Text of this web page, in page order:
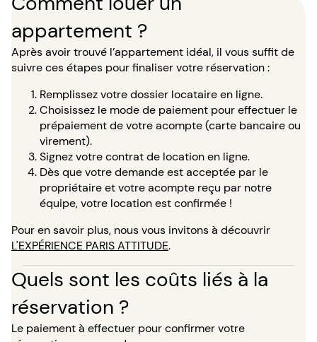
appartement ?
Après avoir trouvé l’appartement idéal, il vous suffit de
suivre ces étapes pour finaliser votre réservation :
Remplissez votre dossier locataire en ligne.
Choisissez le mode de paiement pour effectuer le
prépaiement de votre acompte (carte bancaire ou
virement).
Signez votre contrat de location en ligne.
Dès que votre demande est acceptée par le
propriétaire et votre acompte reçu par notre
équipe, votre location est confirmée !
Pour en savoir plus, nous vous invitons à découvrir
L'EXPÉRIENCE PARIS ATTITUDE.
Quels sont les coûts liés à la
réservation ?
Le paiement à effectuer pour confirmer votre